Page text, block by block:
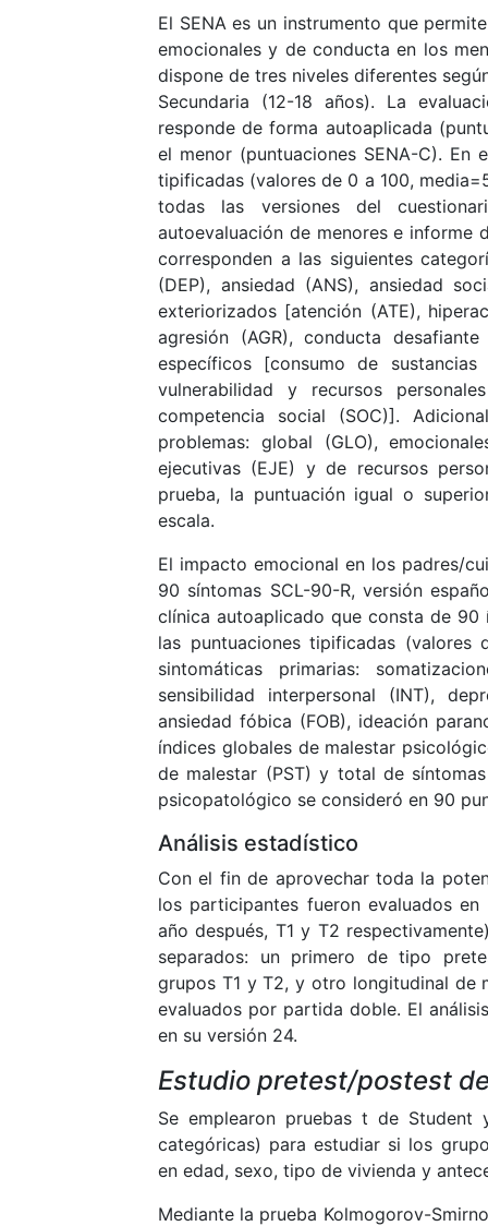
El SENA es un instrumento que
emocionales y de conducta en los
dispone de tres niveles diferentes
Secundaria (12-18 años). La
responde de forma autoaplicada
el menor (puntuaciones SENA-C). En
tipificadas (valores de 0 a 100,
todas las versiones del
autoevaluación de menores e informe
corresponden a las siguientes
(DEP), ansiedad (ANS), ansiedad
exteriorizados [atención (ATE),
agresión (AGR), conducta
específicos [consumo de
vulnerabilidad y recursos
competencia social (SOC)].
problemas: global (GLO),
ejecutivas (EJE) y de recursos
prueba, la puntuación igual o
escala.
El impacto emocional en los padres/
90 síntomas SCL-90-R, versión
clínica autoaplicado que consta de
las puntuaciones tipificadas (valores
sintomáticas primarias:
sensibilidad interpersonal (INT),
ansiedad fóbica (FOB), ideación
índices globales de malestar
de malestar (PST) y total de
psicopatológico se consideró en 90
Análisis estadístico
Con el fin de aprovechar toda la
los participantes fueron evaluados
año después, T1 y T2
separados: un primero de tipo
grupos T1 y T2, y otro longitudinal de
evaluados por partida doble. El
en su versión 24.
Estudio pretest/postest
Se emplearon pruebas t de Student
categóricas) para estudiar si los
en edad, sexo, tipo de vivienda y
Mediante la prueba Kolmogorov-